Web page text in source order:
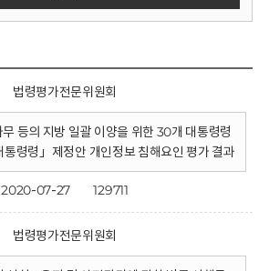
법령평가전문위원회
무 등의 지방 일괄 이양을 위한 30개 대통령령
통령령」제정안 개인정보 침해요인 평가 결과
2020-07-27 129711
법령평가전문위원회